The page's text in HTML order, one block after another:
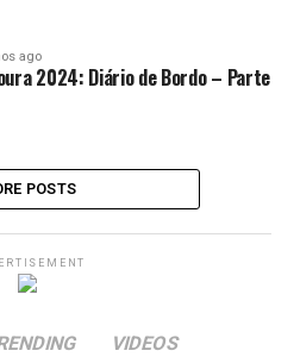
ago
2024: Diário de Bordo – Parte
POSTS
VIDEOS